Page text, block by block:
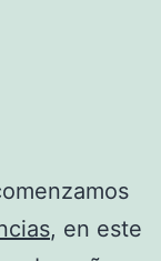
, en este